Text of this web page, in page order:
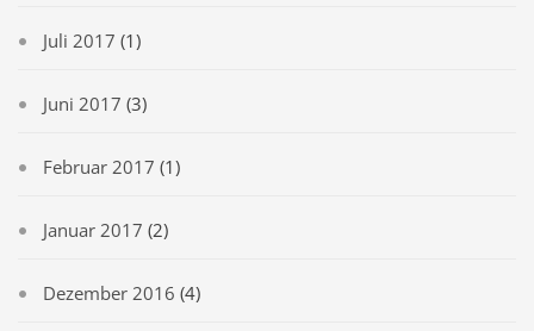
Juli 2017 (1)
Juni 2017 (3)
Februar 2017 (1)
Januar 2017 (2)
Dezember 2016 (4)